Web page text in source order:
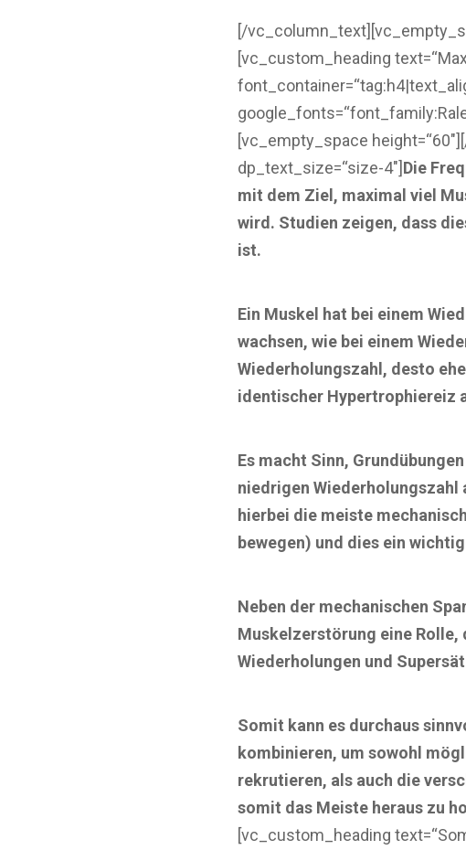
[/
[vc_custom_heading
[vc_empty_space
dp_text_size=“size-4″]Die
mit dem Ziel, maximal viel
wird. Studien zeigen, dass
ist.
Ein Muskel hat bei einem
wachsen, wie bei einem
Wiederholungszahl, desto
identischer Hypertrophiereiz
Es macht Sinn,
niedrigen Wiederholungszahl
hierbei die meiste
bewegen) und dies ein
Neben der mechanischen
Muskelzerstörung eine Rolle,
Wiederholungen und
Somit kann es durchaus
kombinieren, um sowohl
rekrutieren, als auch die
somit das Meiste heraus zu
[vc_custom_heading